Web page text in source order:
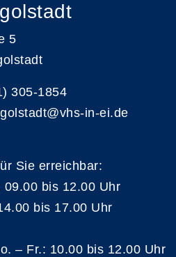
5
305-1854
in-ei.de
Sie erreichbar:
09.00 bis 12.00 Uhr
bis 17.00 Uhr
– Fr.: 10.00 bis 12.00 Uhr